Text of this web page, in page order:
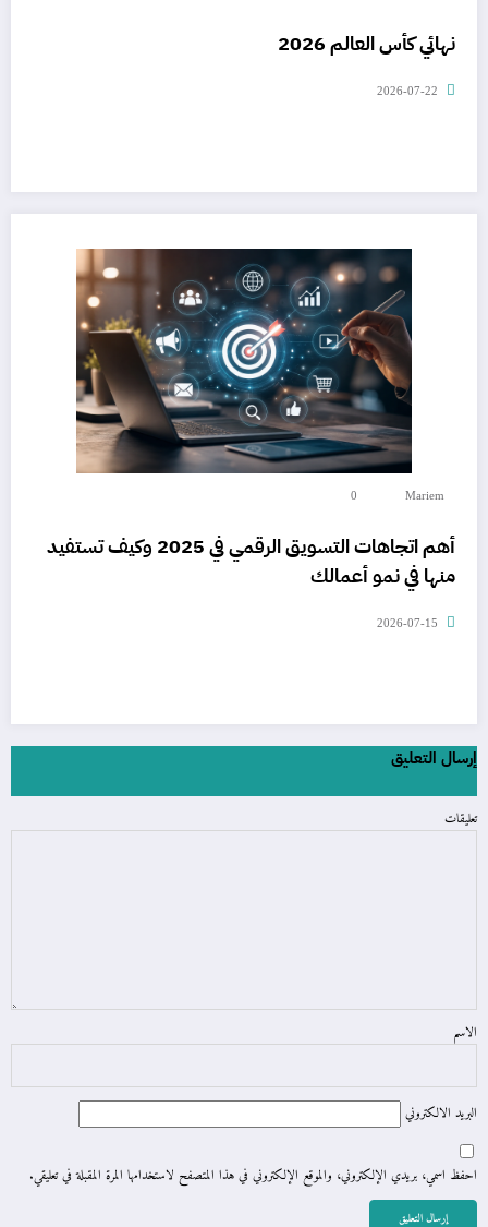
نهائي كأس العالم 2026
2026-07-22
Mariem
0
أهم اتجاهات التسويق الرقمي في 2025 وكيف تستفيد
منها في نمو أعمالك
2026-07-15
إرسال التعليق
تعليقات
الاسم
البريد الالكتروني
احفظ اسمي، بريدي الإلكتروني، والموقع الإلكتروني في هذا المتصفح لاستخدامها المرة المقبلة في تعليقي.